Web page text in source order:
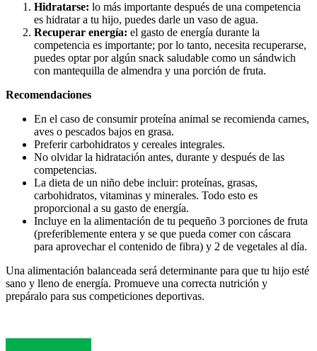
Hidratarse: lo más importante después de una competencia
es hidratar a tu hijo, puedes darle un vaso de agua.
Recuperar energía: el gasto de energía durante la
competencia es importante; por lo tanto, necesita recuperarse,
puedes optar por algún snack saludable como un sándwich
con mantequilla de almendra y una porción de fruta.
Recomendaciones
En el caso de consumir proteína animal se recomienda carnes,
aves o pescados bajos en grasa.
Preferir carbohidratos y cereales integrales.
No olvidar la hidratación antes, durante y después de las
competencias.
La dieta de un niño debe incluir: proteínas, grasas,
carbohidratos, vitaminas y minerales. Todo esto es
proporcional a su gasto de energía.
Incluye en la alimentación de tu pequeño 3 porciones de fruta
(preferiblemente entera y se que pueda comer con cáscara
para aprovechar el contenido de fibra) y 2 de vegetales al día.
Una alimentación balanceada será determinante para que tu hijo esté
sano y lleno de energía. Promueve una correcta nutrición y
prepáralo para sus competiciones deportivas.